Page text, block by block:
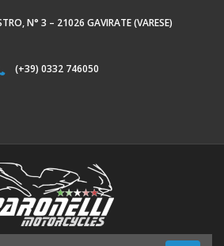
N° 3 – 21026 GAVIRATE (VARESE)
(+39) 0332 746050